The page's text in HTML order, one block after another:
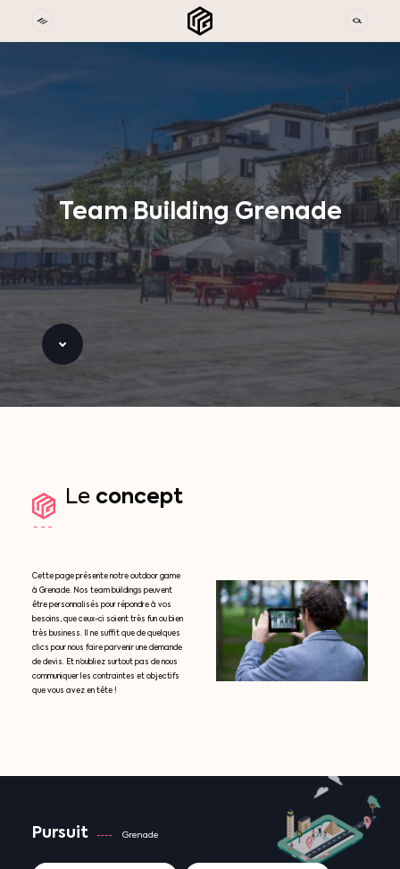
TeamBuildingGrenade
Le concept
Cette page présente notre outdoor game
à Grenade. Nos team buildings peuvent
être personnalisés pour répondre à vos
besoins, que ceux-ci soient très fun ou bien
très business. Il ne suffit que de quelques
clics pour nous faire parvenir une demande
de devis. Et n’oubliez surtout pas de nous
communiquer les contraintes et objectifs
que vous avez en tête !
Pursuit Grenade